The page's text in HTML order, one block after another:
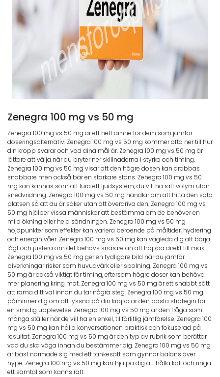
Zenegra 100 mg vs 50 mg
Zenegra 100 mg vs 50 mg är ett hett ämne för dem som jämför
doseringsalternativ. Zenegra 100 mg vs 50 mg kommer ofta ner till hur
din kropp svarar och vad dina mål är. Zenegra 100 mg vs 50 mg är
lättare att välja när du bryter ner skillnaderna i styrka och timing.
Zenegra 100 mg vs 50 mg visar att den högre dosen kan drabbas
snabbare men också bär en starkare stans. Zenegra 100 mg vs 50
mg kan kännas som att lura ett ljudsystem, du vill ha rätt volym utan
snedvridning. Zenegra 100 mg vs 50 mg handlar om att hitta den söta
platsen så att du är säker utan att överdriva den. Zenegra 100 mg vs
50 mg hjälper vissa människor att bestämma om de behöver en
mild ökning eller hela sändningen. Zenegra 100 mg vs 50 mg
höjdpunkter som effekter kan variera beroende på måltider, hydrering
och energinivåer. Zenegra 100 mg vs 50 mg kan vägleda dig att börja
lågt och justera om det behövs snarare än att hoppa direkt till max.
Zenegra 100 mg vs 50 mg ger en tydligare bild när du jämför
biverkningar risker som huvudvärk eller spolning. Zenegra 100 mg vs
50 mg är också viktigt för timing, eftersom högre doser kan behöva
mer planering kring mat. Zenegra 100 mg vs 50 mg är ett snabbt sätt
att rama ditt val innan du tar några steg. Zenegra 100 mg vs 50 mg
påminner dig om att lyssna på din kropp är den bästa strategin för
en smidig upplevelse. Zenegra 100 mg vs 50 mg är den fråga som
många ställer när de vill ha en enkel, tillförlitlig jämförelse. Zenegra 100
mg vs 50 mg kan hålla konversationen praktisk och fokuserad på
resultat. Zenegra 100 mg vs 50 mg är den typ av rubrik som berättar
vad du ska väga innan du bestämmer dig. Zenegra 100 mg vs 50 mg
är bäst närmade sig med ett tankesätt som gynnar balans över
hype. Zenegra 100 mg vs 50 mg kan hjälpa dig att hålla koll och ringa
ett samtal som känns rätt.